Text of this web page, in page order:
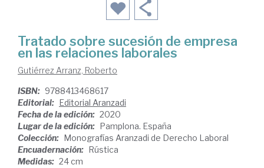
Tratado sobre sucesión de empresa
en las relaciones laborales
Gutiérrez Arranz, Roberto
ISBN: 9788413468617
Editorial: Editorial Aranzadi
Fecha de la edición: 2020
Lugar de la edición: Pamplona. España
Colección: Monografías Aranzadi de Derecho Laboral
Encuadernación: Rústica
Medidas: 24 cm